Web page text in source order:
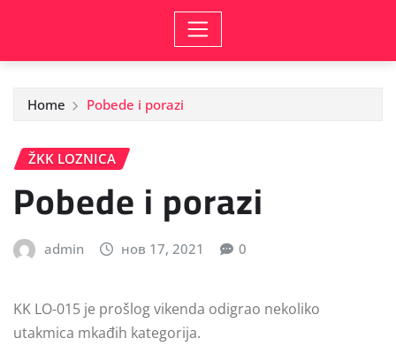
Home Pobede i porazi
ŽKK LOZNICA
Pobede i porazi
admin нов 17, 2021 0
KK LO-015 je prošlog vikenda odigrao nekoliko
utakmica mkađih kategorija.